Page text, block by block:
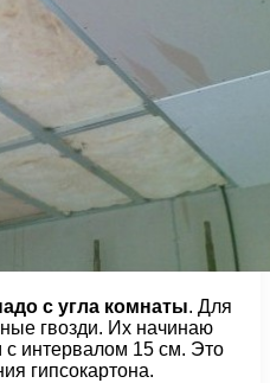
с угла комнаты. Для
гвозди. Их начинаю
с интервалом 15 см. Это
гипсокартона.